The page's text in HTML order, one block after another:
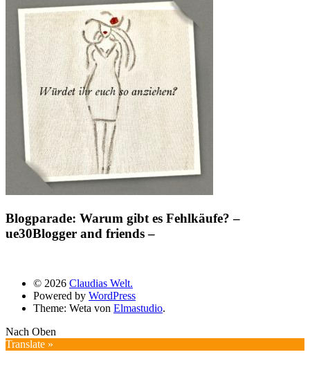
Blogparade: Warum gibt es Fehlkäufe? –
ue30Blogger and friends –
© 2026 Claudias Welt.
Powered by WordPress
Theme: Weta von Elmastudio.
Nach Oben
Translate »